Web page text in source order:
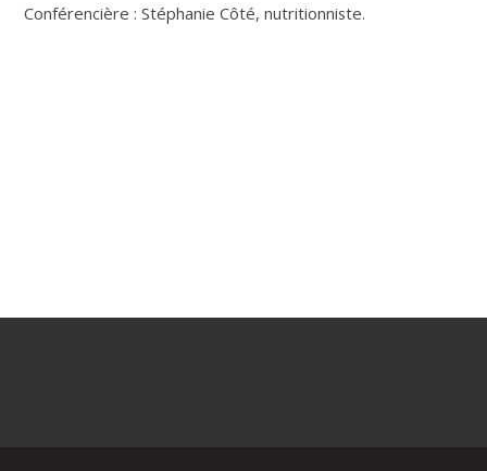
Conférencière : Stéphanie Côté, nutritionniste.